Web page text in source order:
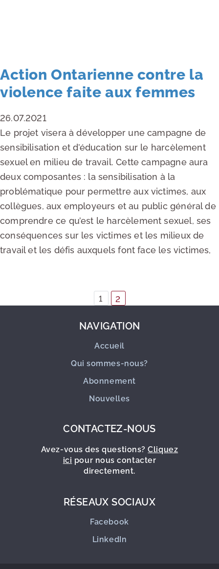
Action Ontarienne contre la
violence faite aux femmes
26.07.2021
Le projet visera à développer une campagne de
sensibilisation et d’éducation sur le harcèlement
sexuel en milieu de travail. Cette campagne aura
deux composantes : la sensibilisation à la
problématique pour permettre aux victimes, aux
collègues, aux employeurs et au public général de
comprendre ce qu’est le harcèlement sexuel, ses
conséquences sur les victimes et les milieux de
travail et les défis auxquels font face les victimes,
1 2
NAVIGATION
Accueil
Qui sommes-nous?
Abonnement
Nouvelles
CONTACTEZ-NOUS
Avez-vous des questions?Cliquez
ici pour nous contacter
directement.
RÉSEAUX SOCIAUX
Facebook
LinkedIn